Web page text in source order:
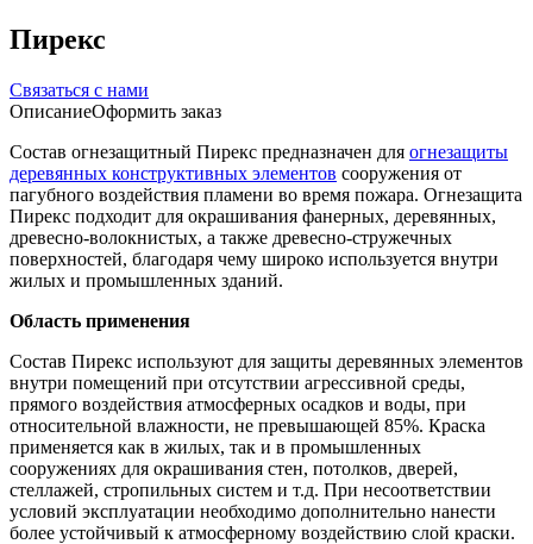
Пирекс
Связаться с нами
ОписаниеОформить заказ
Состав огнезащитный Пирекс предназначен для огнезащиты
деревянных конструктивных элементов сооружения от
пагубного воздействия пламени во время пожара. Огнезащита
Пирекс подходит для окрашивания фанерных, деревянных,
древесно-волокнистых, а также древесно-стружечных
поверхностей, благодаря чему широко используется внутри
жилых и промышленных зданий.
Область применения
Состав Пирекс используют для защиты деревянных элементов
внутри помещений при отсутствии агрессивной среды,
прямого воздействия атмосферных осадков и воды, при
относительной влажности, не превышающей 85%. Краска
применяется как в жилых, так и в промышленных
сооружениях для окрашивания стен, потолков, дверей,
стеллажей, стропильных систем и т.д. При несоответствии
условий эксплуатации необходимо дополнительно нанести
более устойчивый к атмосферному воздействию слой краски.